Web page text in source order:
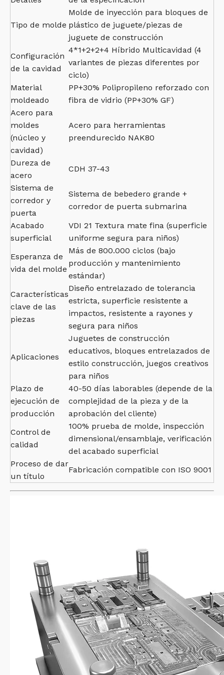
Tipo de molde
Molde de inyección para bloques de
plástico de juguete/piezas de
juguete de construcción
Configuración
de la cavidad
4*1+2+2+4 Híbrido Multicavidad (4
variantes de piezas diferentes por
ciclo)
Material
moldeado
PP+30% Polipropileno reforzado con
fibra de vidrio (PP+30% GF)
Acero para
moldes
(núcleo y
cavidad)
Acero para herramientas
preendurecido NAK80
Dureza de
acero
CDH 37-43
Sistema de
corredor y
puerta
Sistema de bebedero grande +
corredor de puerta submarina
Acabado
superficial
VDI 21 Textura mate fina (superficie
uniforme segura para niños)
Esperanza de
vida del molde
Más de 800.000 ciclos (bajo
producción y mantenimiento
estándar)
Características
clave de las
piezas
Diseño entrelazado de tolerancia
estricta, superficie resistente a
impactos, resistente a rayones y
segura para niños
Aplicaciones
Juguetes de construcción
educativos, bloques entrelazados de
estilo construcción, juegos creativos
para niños
Plazo de
ejecución de
producción
40-50 días laborables (depende de la
complejidad de la pieza y de la
aprobación del cliente)
Control de
calidad
100% prueba de molde, inspección
dimensional/ensamblaje, verificación
del acabado superficial
Proceso de dar
un título
Fabricación compatible con ISO 9001